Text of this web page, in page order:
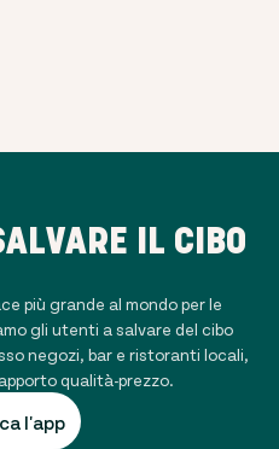
IL CIBO
più grande al mondo per le
gli utenti a salvare del cibo
negozi, bar e ristoranti locali,
qualità-prezzo.
l'app